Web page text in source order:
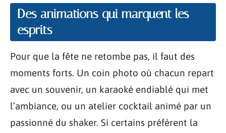
Des animations qui marquent les
esprits
Pour que la fête ne retombe pas, il faut des
moments forts. Un coin photo où chacun repart
avec un souvenir, un karaoké endiablé qui met
l’ambiance, ou un atelier cocktail animé par un
passionné du shaker. Si certains préfèrent la